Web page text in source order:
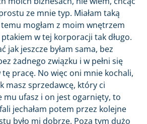
ze mnie typ. Miałam taką
mogłam z moim wnętrzem
w tej korporacji tak długo.
jak jeszcze byłam sama, bez
żadnego związku i w pełni się
tę pracę. No więc oni mnie kochali,
masz sprzedawcę, który ci
mu ufasz i on jest ogarnięty, to
jechałam potem przez kolejne
było mi dobrze. Poza tym dużo